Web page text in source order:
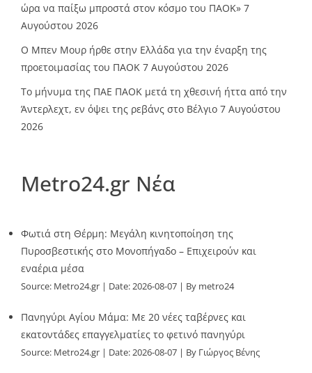
ώρα να παίξω μπροστά στον κόσμο του ΠΑΟΚ» 7
Αυγούστου 2026
O Mπεν Μουρ ήρθε στην Ελλάδα για την έναρξη της
προετοιμασίας του ΠΑΟΚ 7 Αυγούστου 2026
Το μήνυμα της ΠΑΕ ΠΑΟΚ μετά τη χθεσινή ήττα από την
Άντερλεχτ, εν όψει της ρεβάνς στο Βέλγιο 7 Αυγούστου
2026
Metro24.gr Νέα
Φωτιά στη Θέρμη: Μεγάλη κινητοποίηση της
Πυροσβεστικής στο Μονοπήγαδο – Επιχειρούν και
εναέρια μέσα
Source: Metro24.gr Date: 2026-08-07 By metro24
Πανηγύρι Αγίου Μάμα: Με 20 νέες ταβέρνες και
εκατοντάδες επαγγελματίες το φετινό πανηγύρι
Source: Metro24.gr Date: 2026-08-07 By Γιώργος Βένης